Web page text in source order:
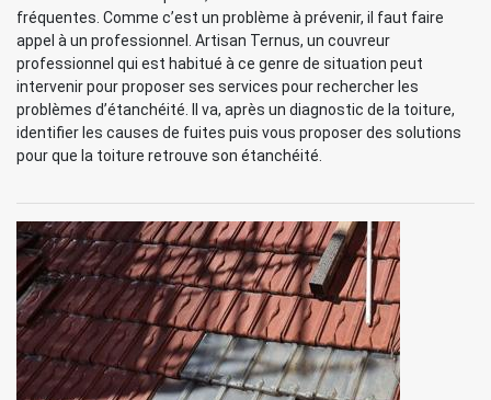
fréquentes. Comme c’est un problème à prévenir, il faut faire
appel à un professionnel. Artisan Ternus, un couvreur
professionnel qui est habitué à ce genre de situation peut
intervenir pour proposer ses services pour rechercher les
problèmes d’étanchéité. Il va, après un diagnostic de la toiture,
identifier les causes de fuites puis vous proposer des solutions
pour que la toiture retrouve son étanchéité.